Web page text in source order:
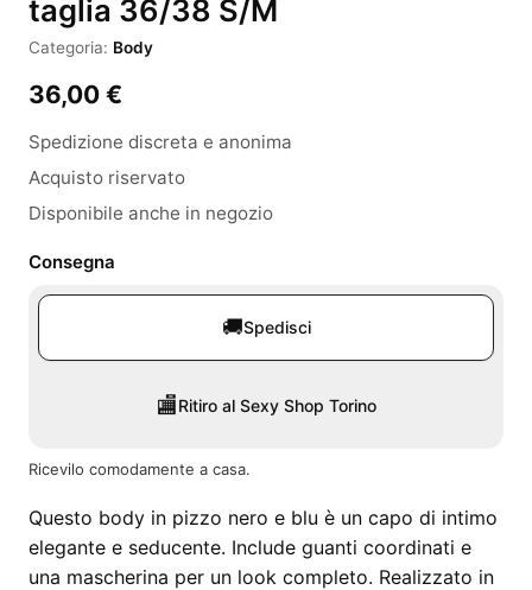
taglia 36/38 S/M
Categoria: Body
36,00 €
Spedizione discreta e anonima
Acquisto riservato
Disponibile anche in negozio
Consegna
🚚Spedisci
🏬Ritiro al Sexy Shop Torino
Ricevilo comodamente a casa.
Questo body in pizzo nero e blu è un capo di intimo
elegante e seducente. Include guanti coordinati e
una mascherina per un look completo. Realizzato in